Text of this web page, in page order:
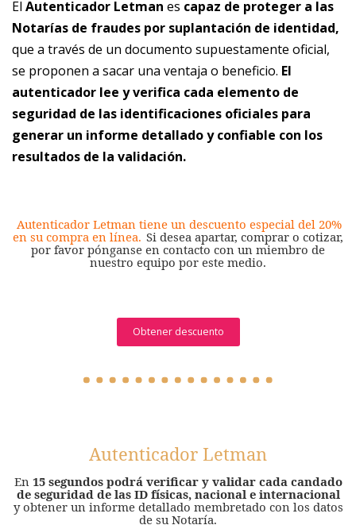
El Autenticador Letman es capaz de proteger a las
Notarías de fraudes por suplantación de identidad,
que a través de un documento supuestamente oficial,
se proponen a sacar una ventaja o beneficio. El
autenticador lee y verifica cada elemento de
seguridad de las identificaciones oficiales para
generar un informe detallado y confiable con los
resultados de la validación.
Autenticador Letman tiene un descuento especial del 20%
en su compra en línea. Si desea apartar, comprar o cotizar,
por favor pónganse en contacto con un miembro de
nuestro equipo por este medio.
Obtener descuento
Autenticador Letman
En 15 segundos podrá verificar y validar cada candado
de seguridad de las ID físicas, nacional e internacional
y obtener un informe detallado membretado con los datos
de su Notaría.